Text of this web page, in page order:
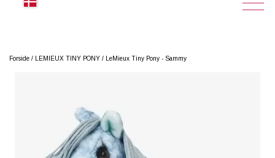
NYHEDER
STRIGLER & TILBEHØR
LEMIEUX TOY PONY
TIL HESTEPIGER
Forside LEMIEUX TINY PONY LeMieux Tiny Pony - Sammy